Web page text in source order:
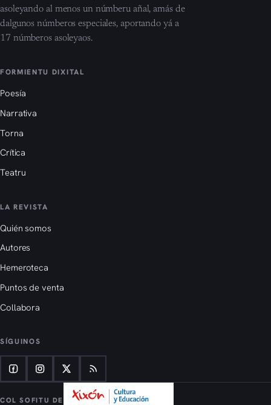
asoleyando al menos un númberu añal, amás de
dalgunos númberos especiales, aportando yá a
17 númberos asoleyaos.
FORMIENTU DIXITAL
Poesía
Narrativa
Torna
Crítica
Teatru
LA REVISTA
Quién somos
Autores
Hemeroteca
Puntos de venta
Collabora
SÍGUINOS
COL SOFITU DE